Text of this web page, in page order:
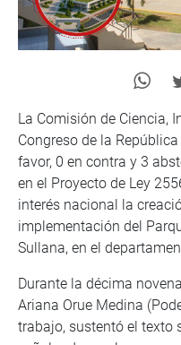
La Comisión de Ciencia,
Congreso de la
favor, 0 en contra y 3
en el Proyecto de Ley
interés nacional la
implementación del
Sullana, en el
Durante la décima
Ariana Orue Medina
trabajo, sustentó el texto